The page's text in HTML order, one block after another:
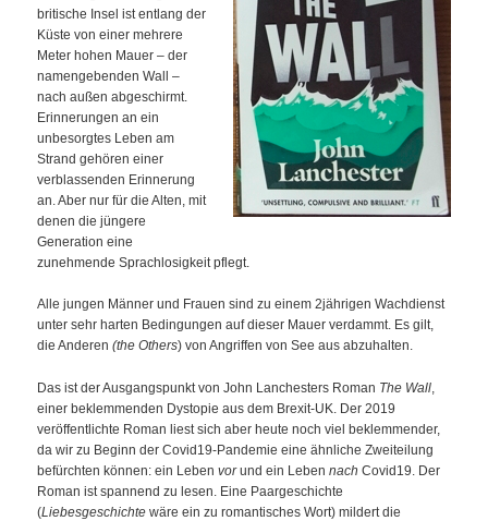
britische Insel ist entlang der
Küste von einer mehrere
Meter hohen Mauer – der
namengebenden Wall –
nach außen abgeschirmt.
Erinnerungen an ein
unbesorgtes Leben am
Strand gehören einer
verblassenden Erinnerung
an. Aber nur für die Alten, mit
denen die jüngere
Generation eine
zunehmende Sprachlosigkeit pflegt.
Alle jungen Männer und Frauen sind zu einem 2jährigen Wachdienst
unter sehr harten Bedingungen auf dieser Mauer verdammt. Es gilt,
die Anderen(the Others) von Angriffen von See aus abzuhalten.
Das ist der Ausgangspunkt von John Lanchesters Roman The Wall
einer beklemmenden Dystopie aus dem Brexit-UK. Der 2019
veröffentlichte Roman liest sich aber heute noch viel beklemmender,
da wir zu Beginn der Covid19-Pandemie eine ähnliche Zweiteilung
befürchten können: ein Lebenvorund ein Lebennach Covid19. Der
Roman ist spannend zu lesen. Eine Paargeschichte
(Liebesgeschichte wäre ein zu romantisches Wort) mildert die